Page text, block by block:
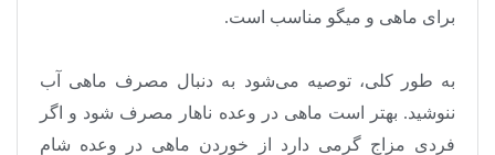
برای ماهی و میگو مناسب است.
به طور کلی، توصیه می‌شود به دنبال مصرف ماهی آب
ننوشید. بهتر است ماهی در وعده ناهار مصرف شود و اگر
فردی مزاج گرمی دارد از خوردن ماهی در وعده شام